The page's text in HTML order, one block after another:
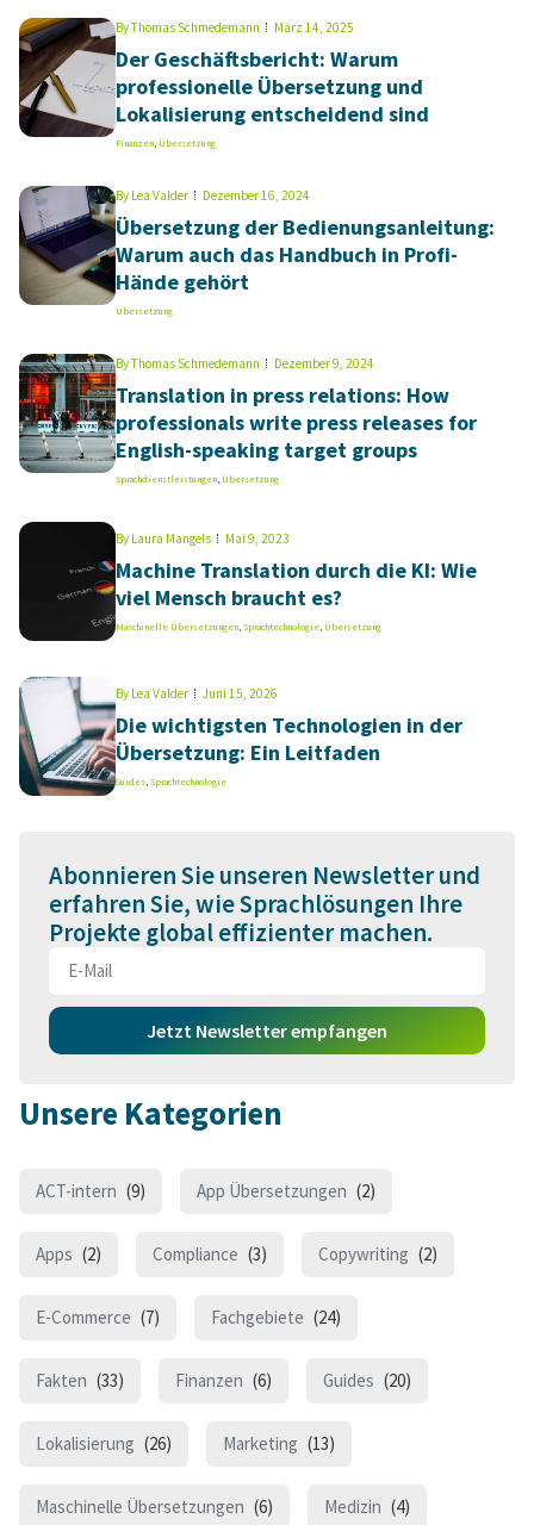
ByThomas Schmedemann März 14, 2025
Der Geschäftsbericht: Warum
professionelle Übersetzung und
Lokalisierung entscheidend sind
Finanzen, Übersetzung
ByLea Valder Dezember 16, 2024
Übersetzung der Bedienungsanleitung:
Warum auch das Handbuch in Profi-
Hände gehört
Übersetzung
ByThomas Schmedemann Dezember 9, 2024
Translation in press relations: How
professionals write press releases for
English-speaking target groups
Sprachdienstleistungen, Übersetzung
ByLaura Mangels Mai 9, 2023
Machine Translation durch die KI: Wie
viel Mensch braucht es?
Maschinelle Übersetzungen, Sprachtechnologie, Übersetzung
ByLea Valder Juni 15, 2026
Die wichtigsten Technologien in der
Übersetzung: Ein Leitfaden
Guides, Sprachtechnologie
Abonnieren Sie unseren Newsletter und
erfahren Sie, wie Sprachlösungen Ihre
Projekte global effizienter machen.
Jetzt Newsletter empfangen
Unsere Kategorien
ACT-intern (9) App Übersetzungen (2)
Apps (2) Compliance (3) Copywriting (2)
E-Commerce (7) Fachgebiete (24)
Fakten (33) Finanzen (6) Guides (20)
Lokalisierung (26) Marketing (13)
Maschinelle Übersetzungen (6) Medizin (4)